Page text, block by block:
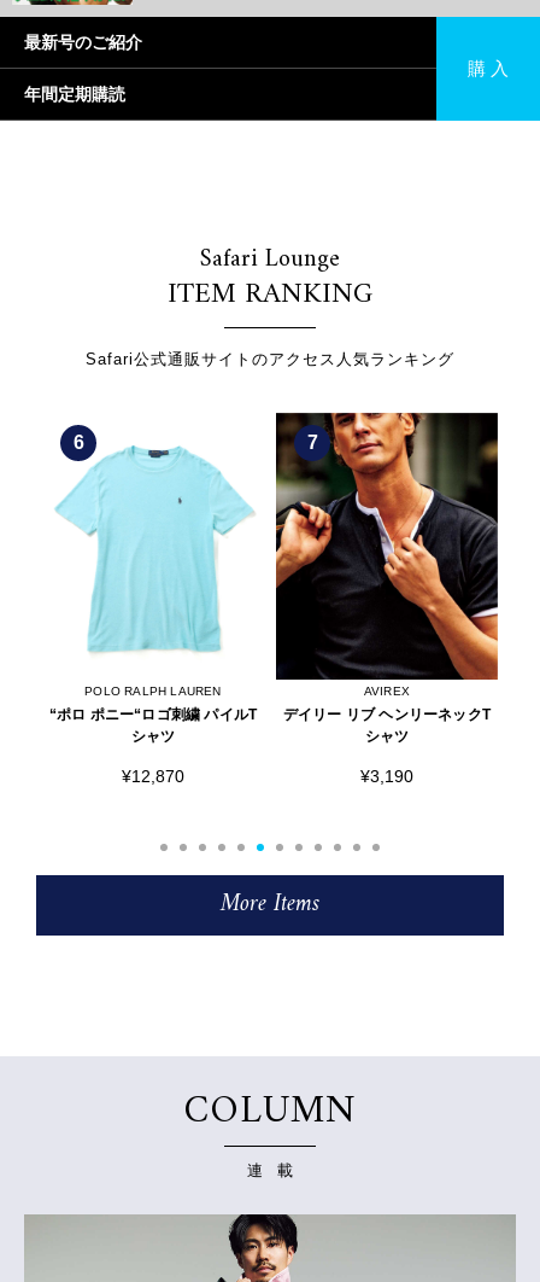
最新号のご紹介
年間定期購読
購 入
Safari Lounge
ITEM RANKING
Safari公式通販サイトのアクセス人気ランキング
6
POLO RALPH LAUREN
“ポロ ポニー“ロゴ刺繍 パイルT
シャツ
¥12,870
7
AVIREX
デイリー リブ ヘンリーネックT
シャツ
¥3,190
More Items
COLUMN
連 載